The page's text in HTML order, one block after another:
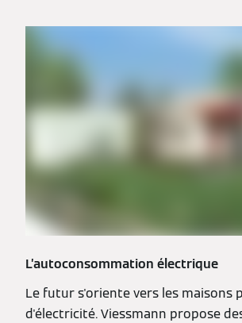
L’autoconsommation électrique
Le futur s'oriente vers les maisons
d'électricité. Viessmann propose